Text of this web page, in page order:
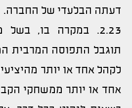
דעתה הבלעדי של החברה.
2.23. במקרה בו, בשל
תוגבל התפוסה המרבית
לקהל אחד או יותר
אחד או יותר ממשחקי